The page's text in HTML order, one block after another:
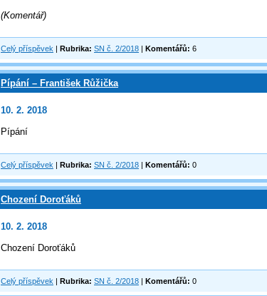
(Komentář)
Celý příspěvek | Rubrika: SN č. 2/2018 | Komentářů: 6
Pípání – František Růžička
10. 2. 2018
Pípání
Celý příspěvek | Rubrika: SN č. 2/2018 | Komentářů: 0
Chození Doroťáků
10. 2. 2018
Chození Doroťáků
Celý příspěvek | Rubrika: SN č. 2/2018 | Komentářů: 0